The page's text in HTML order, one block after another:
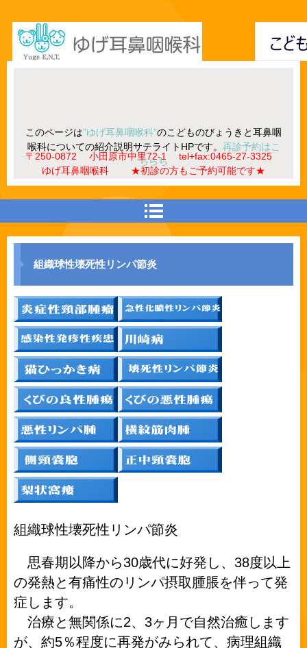
〒250-0872 小田原市中里72-1 tel+fax:0465-27-3325
ゆげ耳鼻咽喉科 ★初診の方もご予約可能です★
このページは”ゆげ耳鼻咽喉科”のこどものびょうきと耳鼻咽
喉科についての紹介説明サテライトHPです。 再診予約はこ
ちらち
組織球性壊死性リンパ節炎
組織球性壊死性リンパ節炎
思春期以降から30歳代に好発し、 38度以上
の発熱と有痛性のリンパ摂取腫脹を伴って発
症します。
治療と無関係に2、 3ヶ月で自然治癒します
が、約5％程度に再発がみられて、病理組織